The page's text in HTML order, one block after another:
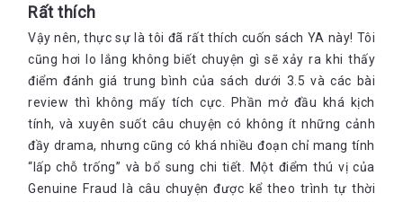
Rất thích
Vậy nên, thực sự là tôi đã rất thích cuốn sách YA này! Tôi
cũng hơi lo lắng không biết chuyện gì sẽ xảy ra khi thấy
điểm đánh giá trung bình của sách dưới 3.5 và các bài
review thì không mấy tích cực. Phần mở đầu khá kịch
tính, và xuyên suốt câu chuyện có không ít những cảnh
đầy drama, nhưng cũng có khá nhiều đoạn chỉ mang tính
“lấp chỗ trống” và bổ sung chi tiết. Một điểm thú vị của
Genuine Fraud là câu chuyện được kể theo trình tự thời